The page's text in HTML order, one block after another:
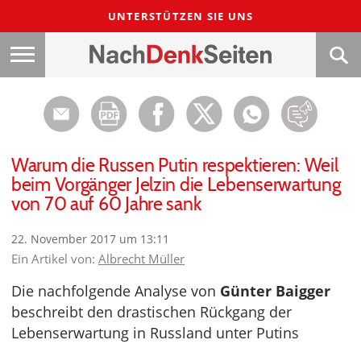
UNTERSTÜTZEN SIE UNS
Warum die Russen Putin respektieren: Weil
beim Vorgänger Jelzin die Lebenserwartung
von 70 auf 60 Jahre sank
22. November 2017 um 13:11
Ein Artikel von: Albrecht Müller
Die nachfolgende Analyse von Günter Baigger
beschreibt den drastischen Rückgang der
Lebenserwartung in Russland unter Putins